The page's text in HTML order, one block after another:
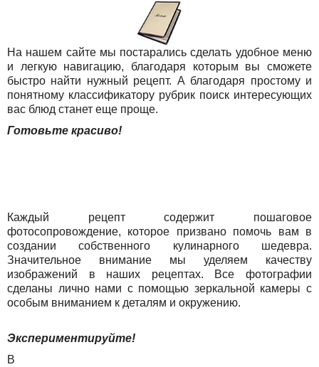
На нашем сайте мы постарались сделать удобное меню
и легкую навигацию, благодаря которым вы сможете
быстро найти нужный рецепт. А благодаря простому и
понятному классификатору рубрик поиск интересующих
вас блюд станет еще проще.
Готовьте красиво!
Каждый рецепт содержит пошаговое
фотосопровождение, которое призвано помочь вам в
создании собственного кулинарного шедевра.
Значительное внимание мы уделяем качеству
изображений в наших рецептах. Все фотографии
сделаны лично нами с помощью зеркальной камеры с
особым вниманием к деталям и окружению.
Экспериментируйте!
В